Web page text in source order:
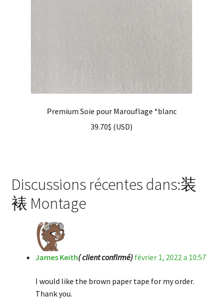
Premium Soie pour Marouflage *blanc
39.70$ (USD)
Discussions récentes dans:装
裱 Montage
James Keith( client confirmé) février 1, 2022 a 10:57
I would like the brown paper tape for my order.
Thank you.